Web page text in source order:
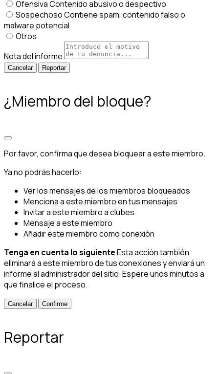
OfensivaContenido abusivo o despectivo
SospechosoContiene spam, contenido falso o
malware potencial
Otros
Nota del informe
Reportar
¿Miembro del bloque?
Por favor, confirma que desea bloquear a este miembro.
Ya no podrás hacerlo:
Ver los mensajes de los miembros bloqueados
Menciona a este miembro en tus mensajes
Invitar a este miembro a clubes
Mensaje a este miembro
Añadir este miembro como conexión
Tenga en cuenta lo siguienteEsta acción también
eliminará a este miembro de tus conexiones y enviará un
informe al administrador del sitio. Espere unos minutos a
que finalice el proceso.
Confirme
Reportar